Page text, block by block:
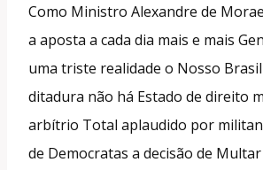
Como Ministro Alexandre de
a aposta a cada dia mais e mais
uma triste realidade o Nosso
ditadura não há Estado de direito
arbítrio Total aplaudido por
de Democratas a decisão de